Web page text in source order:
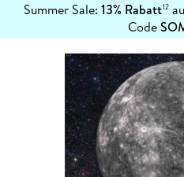
Summer Sale: 13% Rabatt12
Code
erfahren